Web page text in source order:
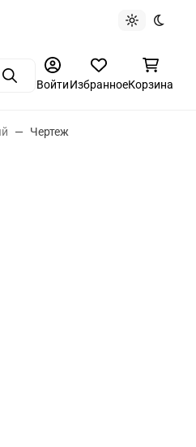
Светлая
ПоискВойтиИзбранноеКорзина
Чертеж